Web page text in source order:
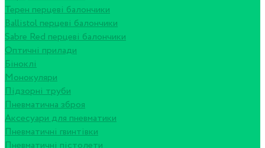
Терен перцеві балончики
Ballistol перцеві балончики
Sabre Red перцеві балончики
Оптичні прилади
Біноклі
Монокуляри
Підзорні труби
Пневматична зброя
Аксесуари для пневматики
Пневматичні гвинтівки